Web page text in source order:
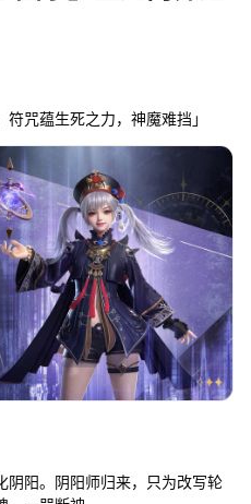
符咒蕴生死之力，神魔难挡」
阴阳。阴阳师归来，只为改写轮